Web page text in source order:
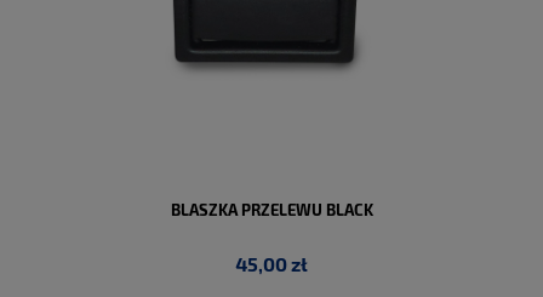
PROFESIL G PREPARAT IMPREGNUJĄCY DO ZLEWOZMYWAKÓW
58,00 zł